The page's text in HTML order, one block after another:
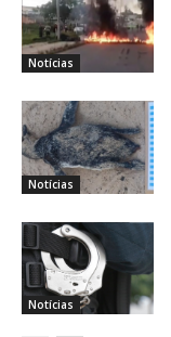
Notícias
Notícias
Notícias